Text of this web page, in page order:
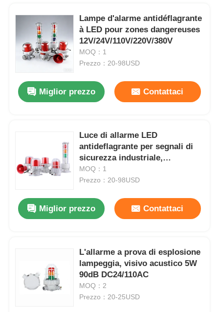
Prodotti
Lampe d'alarme antidéflagrante
à LED pour zones dangereuses
12V/24V/110V/220V/380V
MOQ：1
Prezzo：20-98USD
Miglior prezzo Contattaci
Luce di allarme LED
antideflagrante per segnali di
sicurezza industriale,
certificata ATEX,
AC220V/DC24V
MOQ：1
Prezzo：20-98USD
Miglior prezzo Contattaci
L'allarme a prova di esplosione
lampeggia, visivo acustico 5W
90dB DC24/110AC
MOQ：2
Prezzo：20-25USD